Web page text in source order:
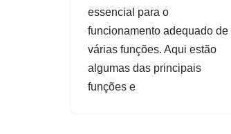
essencial para o
funcionamento adequado de
várias funções. Aqui estão
algumas das principais
funções e